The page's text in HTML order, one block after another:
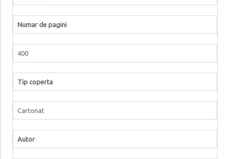
Numar de pagini
400
Tip coperta
Cartonat
Autor